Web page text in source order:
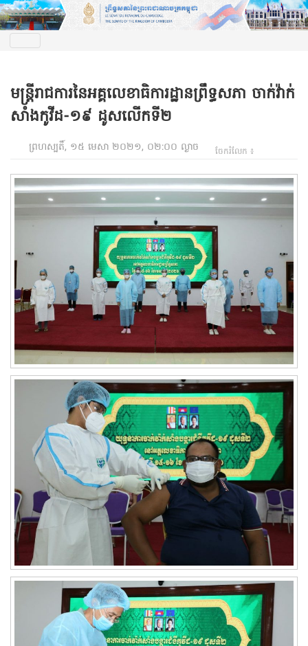
មន្រ្តីរាជការនៃអគ្គលេខាធិការដ្ឋានព្រឹទ្ធសភា ចាក់វ៉ាក់
សាំងកូវីដ-១៩ ដូសលើកទី២
ព្រហស្បតិ៍, ១៥ មេសា ២០២១, ០២:០០ ល្ងាច ចែករំលែក ៖